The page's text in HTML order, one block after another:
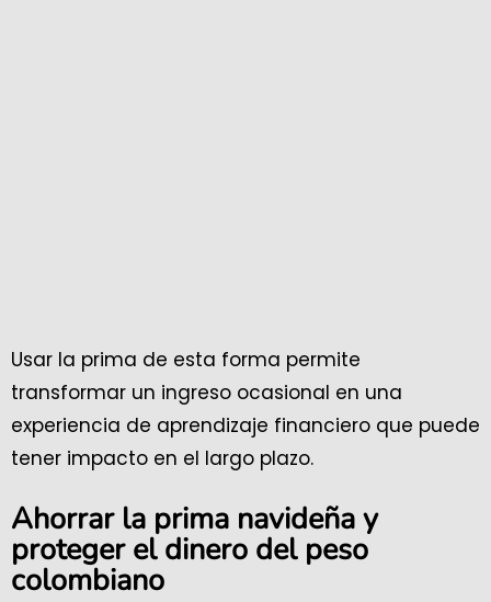
Usar la prima de esta forma permite
transformar un ingreso ocasional en una
experiencia de aprendizaje financiero que puede
tener impacto en el largo plazo.
Ahorrar la prima navideña y
proteger el dinero del peso
colombiano